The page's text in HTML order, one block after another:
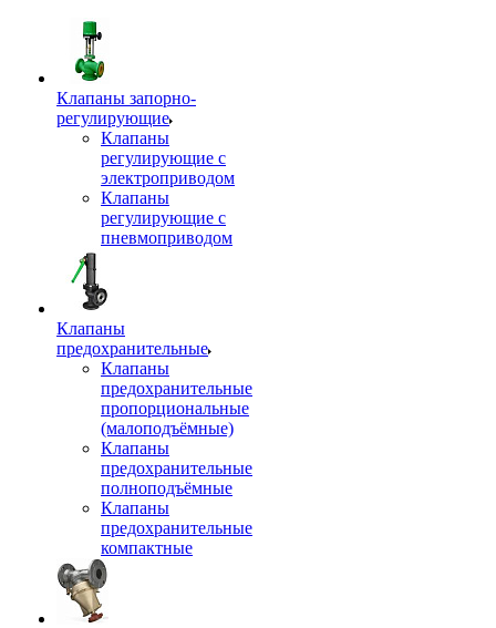
Клапаны запорно-
регулирующие
Клапаны
регулирующие с
электроприводом
Клапаны
регулирующие с
пневмоприводом
Клапаны
предохранительные
Клапаны
предохранительные
пропорциональные
(малоподъёмные)
Клапаны
предохранительные
полноподъёмные
Клапаны
предохранительные
компактные